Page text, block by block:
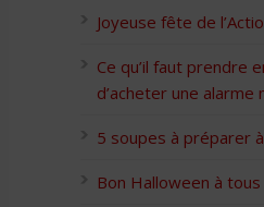
Joyeuse fête de
Ce qu’il faut prendre
d’acheter une alarme
5 soupes à préparer
Bon Halloween à tous